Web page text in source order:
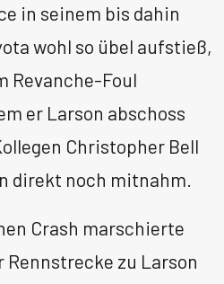
in seinem bis dahin
wohl so übel aufstieß,
Revanche-Foul
er Larson abschoss
Christopher Bell
direkt noch mitnahm.
Crash marschierte
Rennstrecke zu Larson